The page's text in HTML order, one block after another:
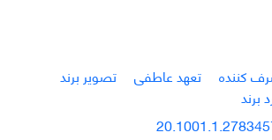
کننده تعهد عاطفی
تصویر برند
برند